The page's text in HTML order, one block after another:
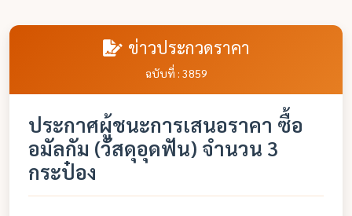
ข่าวประกวดราคา
ฉบับที่ : 3859
ประกาศผู้ชนะการเสนอราคา ซื้อ
อมัลกัม (วัสดุอุดฟัน) จำนวน 3
กระป๋อง